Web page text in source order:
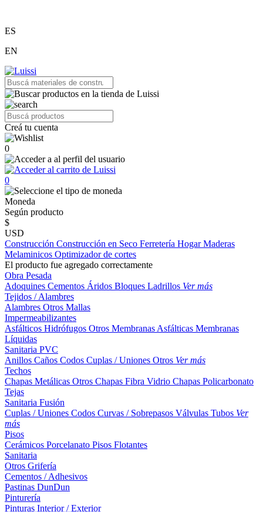
ES
EN
Creá tu cuenta
0
0
Moneda
Según producto
$
USD
Construcción Construcción en Seco Ferretería HogarMaderas
Melaminicos Optimizador de cortes
El producto fue agregado correctamente
Obra Pesada
Adoquines Cementos Áridos Bloques Ladrillos Ver más
Tejidos / Alambres
Alambres Otros Mallas
Impermeabilizantes
Asfálticos Hidrófugos Otros Membranas Asfálticas Membranas
Líquidas
Sanitaria PVC
Anillos Caños Codos Cuplas / Uniones Otros Ver más
Techos
Chapas Metálicas Otros Chapas Fibra Vidrio Chapas Policarbonato
Tejas
Sanitaria Fusión
Cuplas / Uniones Codos Curvas / Sobrepasos Válvulas Tubos Ver
más
Pisos
Cerámicos Porcelanato Pisos Flotantes
Sanitaria
Otros Grifería
Cementos / Adhesivos
Pastinas DunDun
Pinturería
Pinturas Interior / Exterior